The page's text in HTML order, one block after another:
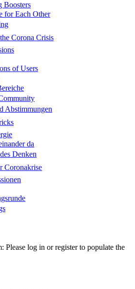
Each Other
Corona Crisis
of Users
Abstimmungen
da
Denken
Please log in or register to populate the